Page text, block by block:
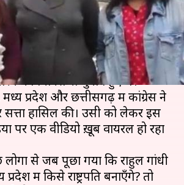
2018 10:49 am
राजस्थान, मध्य प्रदेश, छत्तीसगढ़,
में विधानसभा चुनाव हुए थे।
प्रदेश और छत्तीसगढ़ में कांग्रेस ने
सत्ता हासिल की। उसी को लेकर इस
पर एक वीडियो ख़ूब वायरल हो रहा
से जब पूछा गया कि राहुल गांधी
में किसे राष्ट्रपति बनाएँगे? तो